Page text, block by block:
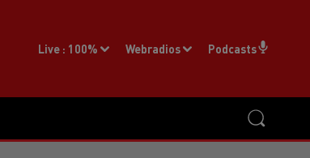
Live : 100% Webradios Podcasts